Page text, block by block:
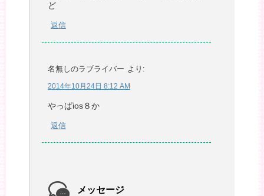
ど
返信
名無しのラブライバー より:
2014年10月24日 8:12 AM
やっぱios８か
返信
メッセージ